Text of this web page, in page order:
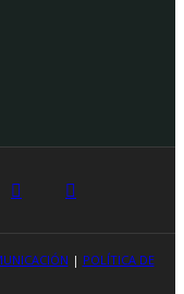
| POLÍTICA DE